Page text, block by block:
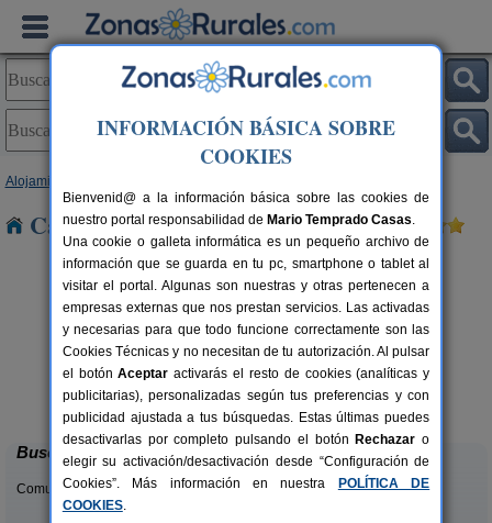
Alojamientos
Casas Rurales cerca de Cozvijar
8-14+2 pers.
desde 27 €
Casa de Labranza para Turismo
Rural
Trasmulas (Granada)
Buscar
Comunidades:
INFORMACIÓN BÁSICA SOBRE
COOKIES
Bienvenid@ a la información básica sobre las cookies de
nuestro portal responsabilidad de Mario Temprado Casas.
Una cookie o galleta informática es un pequeño archivo de
información que se guarda en tu pc, smartphone o tablet al
visitar el portal. Algunas son nuestras y otras pertenecen a
empresas externas que nos prestan servicios. Las activadas
y necesarias para que todo funcione correctamente son las
Cookies Técnicas y no necesitan de tu autorización. Al pulsar
el botónAceptar activarás el resto de cookies (analíticas y
publicitarias), personalizadas según tus preferencias y con
publicidad ajustada a tus búsquedas. Estas últimas puedes
desactivarlas por completo pulsando el botón Rechazar o
elegir su activación/desactivación desde “Configuración de
Cookies”. Más información en nuestra
POLÍTICA DE
COOKIES.